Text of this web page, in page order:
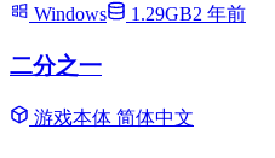
Windows
1.29GB2 年前
二分之一
游戏本体 简体中文